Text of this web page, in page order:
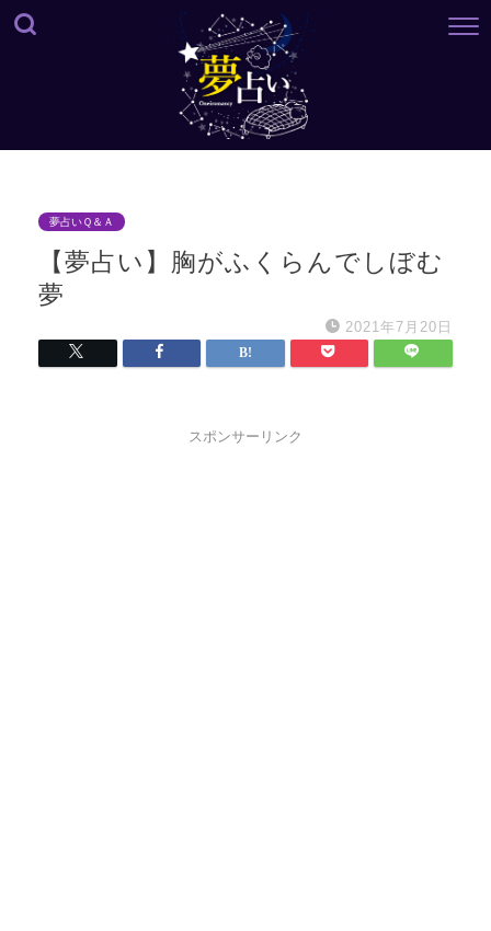
夢占いＱ＆Ａ
【夢占い】胸がふくらんでしぼむ
夢
2021年7月20日
スポンサーリンク